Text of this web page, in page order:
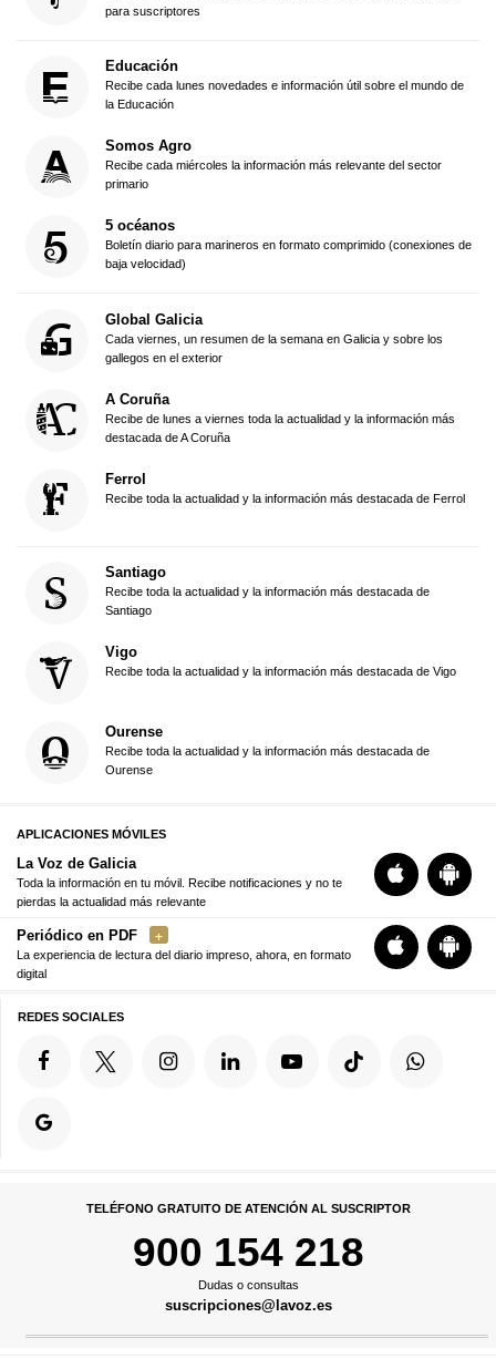
para suscriptores
Educación
Recibe cada lunes novedades e información útil sobre el mundo de
la Educación
Somos Agro
Recibe cada miércoles la información más relevante del sector
primario
5 océanos
Boletín diario para marineros en formato comprimido (conexiones de
baja velocidad)
Global Galicia
Cada viernes, un resumen de la semana en Galicia y sobre los
gallegos en el exterior
A Coruña
Recibe de lunes a viernes toda la actualidad y la información más
destacada de A Coruña
Ferrol
Recibe toda la actualidad y la información más destacada de Ferrol
Santiago
Recibe toda la actualidad y la información más destacada de
Santiago
Vigo
Recibe toda la actualidad y la información más destacada de Vigo
Ourense
Recibe toda la actualidad y la información más destacada de
Ourense
APLICACIONES MÓVILES
La Voz de Galicia
Toda la información en tu móvil. Recibe notificaciones y no te
pierdas la actualidad más relevante
Periódico en PDF
La experiencia de lectura del diario impreso, ahora, en formato
digital
REDES SOCIALES
TELÉFONO GRATUITO DE ATENCIÓN AL SUSCRIPTOR
900 154 218
Dudas o consultas
suscripciones@lavoz.es